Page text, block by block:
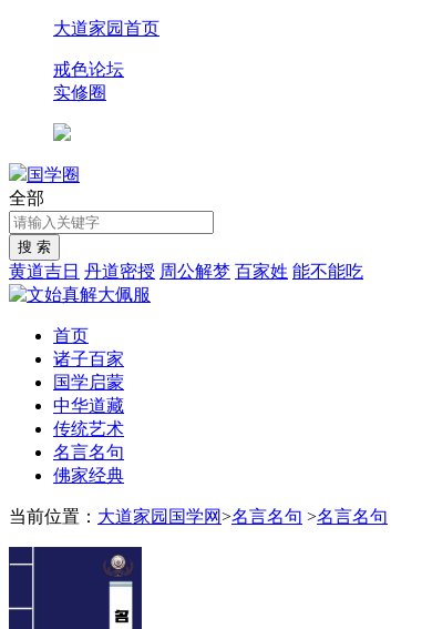
大道家园首页
戒色论坛
实修圈
国学圈
全部
黄道吉日 丹道密授 周公解梦 百家姓 能不能吃
首页
诸子百家
国学启蒙
中华道藏
传统艺术
名言名句
佛家经典
当前位置： 大道家园国学网>名言名句 >名言名句